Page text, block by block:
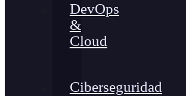
DevOps
&
Cloud
Ciberseguridad